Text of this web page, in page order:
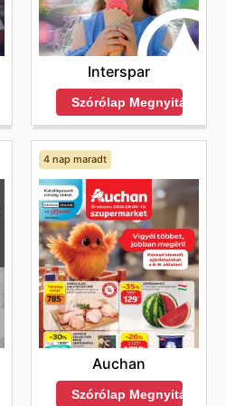
Interspar
Szórólap Megnyitása
4 nap maradt
Auchan
Szórólap Megnyitása